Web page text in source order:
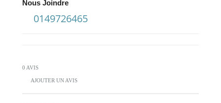
Nous Joindre
0149726465
0 AVIS
AJOUTER UN AVIS